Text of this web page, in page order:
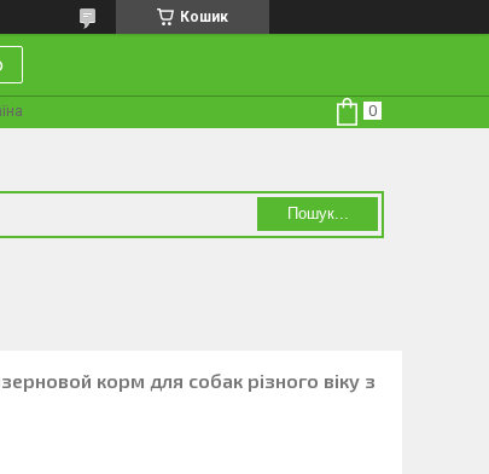
Кошик
Пошук...
корм для собак різного віку з